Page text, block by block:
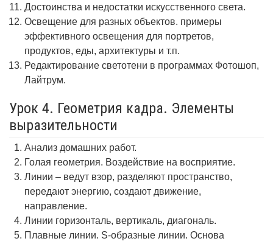
Достоинства и недостатки искусственного света.
Освещение для разных объектов. примеры
эффективного освещения для портретов,
продуктов, еды, архитектуры и т.п.
Редактирование светотени в программах Фотошоп,
Лайтрум.
Урок 4. Геометрия кадра. Элементы
выразительности
Анализ домашних работ.
Голая геометрия. Воздействие на восприятие.
Линии – ведут взор, разделяют пространство,
передают энергию, создают движение,
направление.
Линии горизонталь, вертикаль, диагональ.
Плавные линии. S-образные линии. Основа